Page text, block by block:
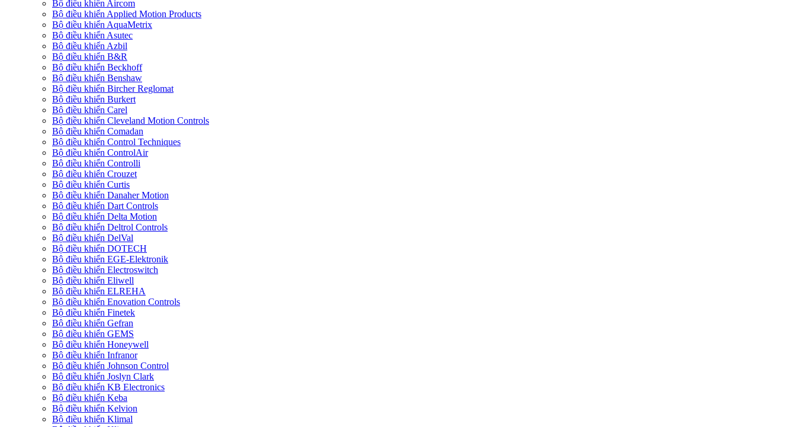
Bộ điều khiển Aircom
Bộ điều khiển Applied Motion Products
Bộ điều khiển AquaMetrix
Bộ điều khiển Asutec
Bộ điều khiển Azbil
Bộ điều khiển B&R
Bộ điều khiển Beckhoff
Bộ điều khiển Benshaw
Bộ điều khiển Bircher Reglomat
Bộ điều khiển Burkert
Bộ điều khiển Carel
Bộ điều khiển Cleveland Motion Controls
Bộ điều khiển Comadan
Bộ điều khiển Control Techniques
Bộ điều khiển ControlAir
Bộ điều khiển Controlli
Bộ điều khiển Crouzet
Bộ điều khiển Curtis
Bộ điều khiển Danaher Motion
Bộ điều khiển Dart Controls
Bộ điều khiển Delta Motion
Bộ điều khiển Deltrol Controls
Bộ điều khiển DelVal
Bộ điều khiển DOTECH
Bộ điều khiển EGE-Elektronik
Bộ điều khiển Electroswitch
Bộ điều khiển Eliwell
Bộ điều khiển ELREHA
Bộ điều khiển Enovation Controls
Bộ điều khiển Finetek
Bộ điều khiển Gefran
Bộ điều khiển GEMS
Bộ điều khiển Honeywell
Bộ điều khiển Infranor
Bộ điều khiển Johnson Control
Bộ điều khiển Joslyn Clark
Bộ điều khiển KB Electronics
Bộ điều khiển Keba
Bộ điều khiển Kelvion
Bộ điều khiển Klimal